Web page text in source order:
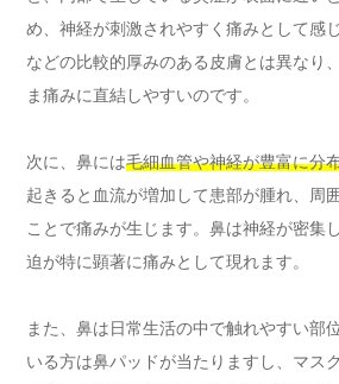
め、神経が刺激されやすく痛みとして感
などの比較的厚みのある皮膚とは異なり
ま痛みに直結しやすいのです。
次に、鼻には毛細血管や神経が豊富に分
起きると血流が増加して患部が腫れ、周
ことで痛みが生じます。鼻は神経が密集
迫が特に顕著に痛みとして現れます。
また、鼻は日常生活の中で触れやすい部
いる方は鼻パッドが当たりますし、マス